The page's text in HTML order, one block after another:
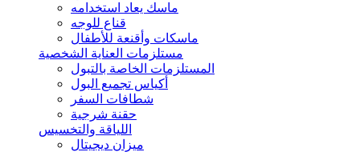
ماسك يعاد استخدامه
قناع للوجه
ماسكات وأقنعة للأطفال
مستلزمات العناية الشخصية
المستلزمات الخاصة بالتبول
أكياس تجميع البول
شطافات السفر
حقنة شرجية
اللياقة والتخسيس
ميزان ديجيتال